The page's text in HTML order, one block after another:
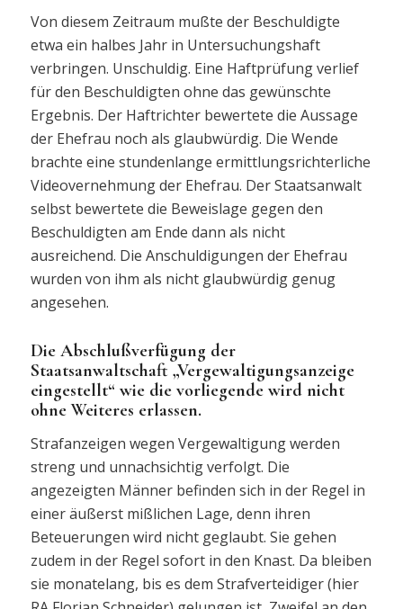
Von diesem Zeitraum mußte der Beschuldigte
etwa ein halbes Jahr in Untersuchungshaft
verbringen. Unschuldig. Eine Haftprüfung verlief
für den Beschuldigten ohne das gewünschte
Ergebnis. Der Haftrichter bewertete die Aussage
der Ehefrau noch als glaubwürdig. Die Wende
brachte eine stundenlange ermittlungsrichterliche
Videovernehmung der Ehefrau. Der Staatsanwalt
selbst bewertete die Beweislage gegen den
Beschuldigten am Ende dann als nicht
ausreichend. Die Anschuldigungen der Ehefrau
wurden von ihm als nicht glaubwürdig genug
angesehen.
Die Abschlußverfügung der
Staatsanwaltschaft „Vergewaltigungsanzeige
eingestellt“ wie die vorliegende wird nicht
ohne Weiteres erlassen.
Strafanzeigen wegen Vergewaltigung werden
streng und unnachsichtig verfolgt. Die
angezeigten Männer befinden sich in der Regel in
einer äußerst mißlichen Lage, denn ihren
Beteuerungen wird nicht geglaubt. Sie gehen
zudem in der Regel sofort in den Knast. Da bleiben
sie monatelang, bis es dem Strafverteidiger (hier